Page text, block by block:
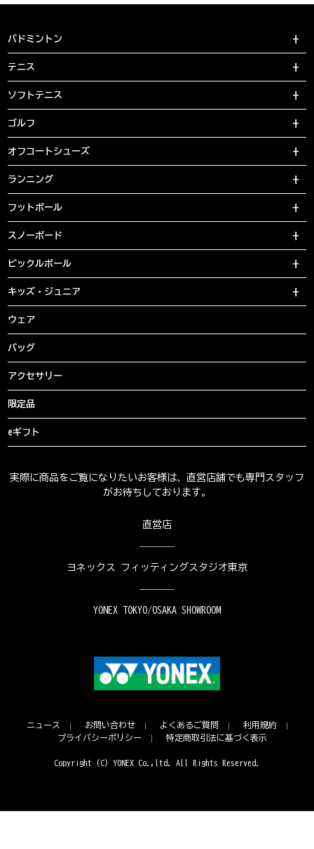
バドミントン
テニス
ソフトテニス
ゴルフ
オフコートシューズ
ランニング
フットボール
スノーボード
ピックルボール
キッズ・ジュニア
ウェア
バッグ
アクセサリー
限定品
eギフト
実際に商品をご覧になりたいお客様は、直営店舗でも専門スタッフ
がお待ちしております。
直営店
ヨネックス フィッティングスタジオ東京
YONEX TOKYO/OSAKA SHOWROOM
ニュース お問い合わせ よくあるご質問
利用規約
プライバシーポリシー
特定商取引法に基づく表示
Copyright (C) YONEX Co.,ltd. All Rights Reserved.